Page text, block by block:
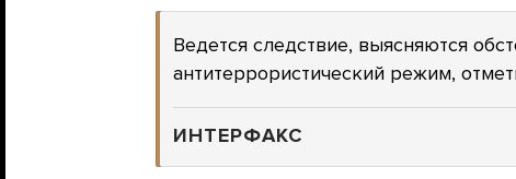
Ведется следствие, выясняются
антитеррористический режим,
ИНТЕРФАКС